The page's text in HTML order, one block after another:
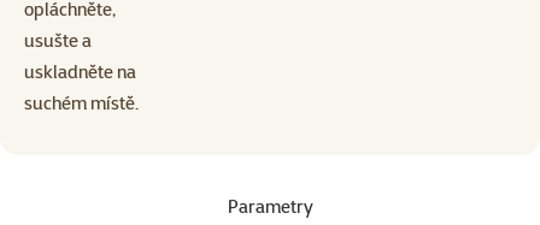
opláchněte,
usušte a
uskladněte na
suchém místě.
Parametry